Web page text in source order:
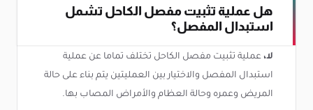
هل عملية تثبيت مفصل الكاحل تشمل
استبدال المفصل؟
لا، عملية تثبيت مفصل الكاحل تختلف تماما عن عملية
استبدال المفصل والاختيار بين العمليتين يتم بناء على حالة
المريض وعمره وحالة العظام والأمراض المصاب بها.